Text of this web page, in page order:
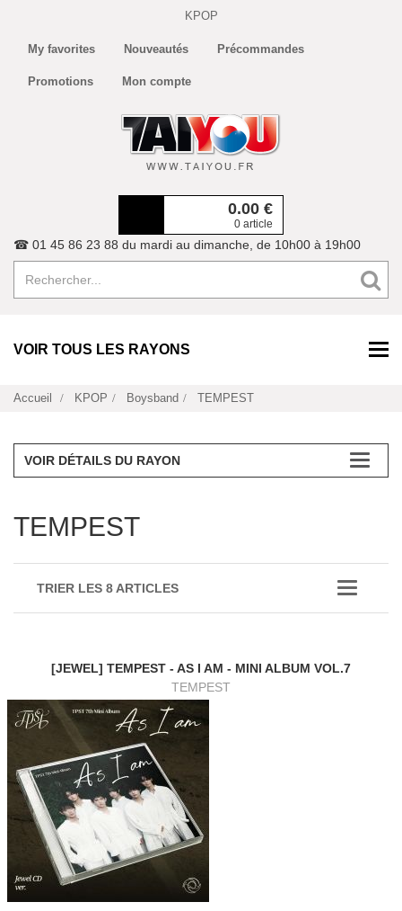
KPOP
My favorites Nouveautés Précommandes
Promotions Mon compte
0.00 €
0 article
☎ 01 45 86 23 88 du mardi au dimanche, de 10h00 à 19h00
VOIR TOUS LES RAYONS
Accueil KPOP Boysband TEMPEST
VOIR DÉTAILS DU RAYON
TEMPEST
TRIER LES 8 ARTICLES
[JEWEL] TEMPEST - AS I AM - MINI ALBUM VOL.7
TEMPEST